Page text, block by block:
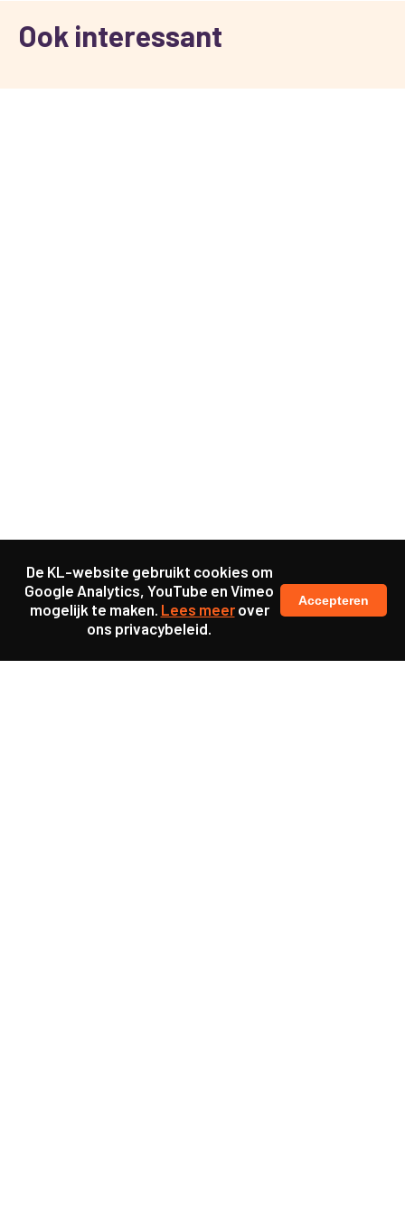
Ook interessant
De KL-website gebruikt cookies om
Google Analytics, YouTube en Vimeo
mogelijk te maken. Lees meerover
ons privacybeleid.
Accepteren